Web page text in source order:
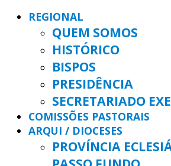
REGIONAL
QUEM SOMOS
HISTÓRICO
BISPOS
PRESIDÊNCIA
SECRETARIADO
COMISSÕES PASTORAIS
ARQUI / DIOCESES
PROVÍNCIA